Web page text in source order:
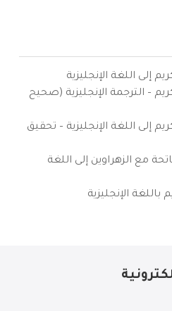
إلى اللغة الإنجليزية
– الترجمة الإنجليزية (صحيح
إلى اللغة الإنجليزية – تحقيق
مع الزهراوين إلى اللغة
باللغة الإنجليزية